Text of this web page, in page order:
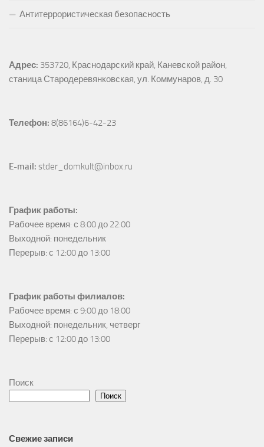
Антитеррористическая безопасность
Адрес: 353720, Краснодарский край, Каневской район,
станица Стародеревянковская, ул. Коммунаров, д. 30
Телефон: 8(86164)6-42-23
E-mail: stder_domkult@inbox.ru
График работы:
Рабочее время: с 8:00 до 22:00
Выходной: понедельник
Перерыв: с 12:00 до 13:00
График работы филиалов:
Рабочее время: с 9:00 до 18:00
Выходной: понедельник, четверг
Перерыв: с 12:00 до 13:00
Поиск
Поиск
Свежие записи